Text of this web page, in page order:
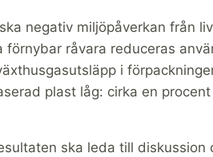
negativ miljöpåverkan från
förnybar råvara reduceras
i
plast låg: cirka en
ska leda till diskussion